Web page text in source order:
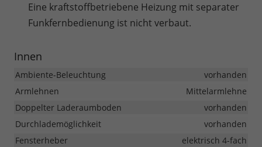
Eine kraftstoffbetriebene Heizung mit separater
Funkfernbedienung ist nicht verbaut.
Innen
Ambiente-Beleuchtung
vorhanden
Armlehnen
Mittelarmlehne
Doppelter Laderaumboden
vorhanden
Durchlademöglichkeit
vorhanden
Fensterheber
elektrisch 4-fach